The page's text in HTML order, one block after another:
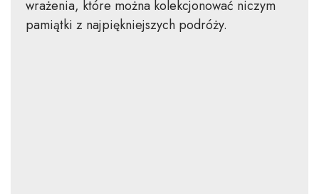
wrażenia, które można kolekcjonować niczym
pamiątki z najpiękniejszych podróży.